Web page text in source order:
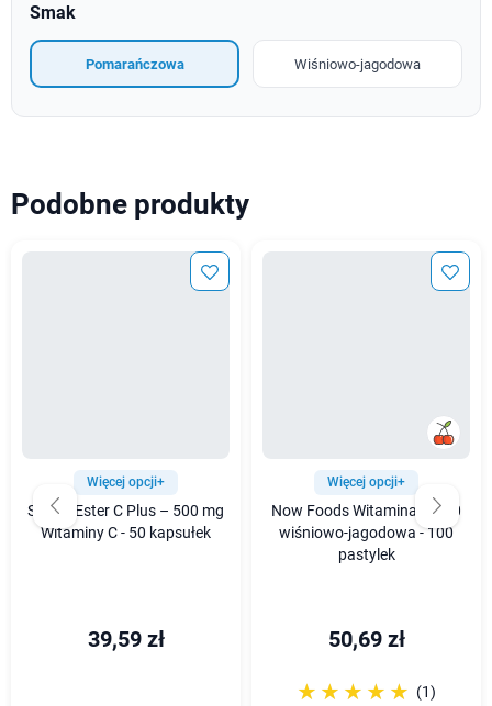
Smak
Pomarańczowa Wiśniowo-jagodowa
Podobne produkty
Więcej opcji+
Solgar Ester C Plus – 500 mg
Witaminy C - 50 kapsułek
39,59 zł
Więcej opcji+
Now Foods Witamina C-500
wiśniowo-jagodowa - 100
pastylek
50,69 zł
☆☆☆☆☆
★★★★★ (1)